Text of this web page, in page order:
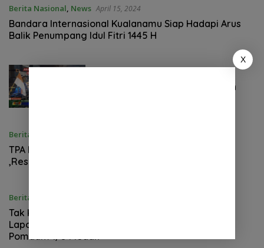
Berita Nasional, News April 15, 2024
Bandara Internasional Kualanamu Siap Hadapi Arus
Balik Penumpang Idul Fitri 1445 H
Pawai Obor Takbiran Ramaikan
Berita Daerah
TPA Ilegal di Desa Candi Rejo,Kecamatan Biru Biru
,Resahkan Warga di Kecamatan Namo Rambe
Berita Nasional
Tak Kunjung di Tindak Lanjuti, Kuasa Hukum Gadol
Laporkan Oknum TNI – AD KE kodam 1 / BB KE
Pomdam 1/5 Medan
X